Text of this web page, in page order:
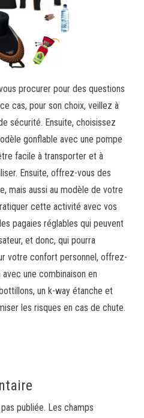
procurer pour des questions
cas, pour son choix, veillez à
sécurité. Ensuite, choisissez
gonflable avec une pompe
facile à transporter et à
Ensuite, offrez-vous des
mais aussi au modèle de votre
cette activité avec vos
pagaies réglables qui peuvent
et donc, qui pourra
votre confort personnel, offrez-
une combinaison en
un k-way étanche et
les risques en cas de chute.
publiée. Les champs